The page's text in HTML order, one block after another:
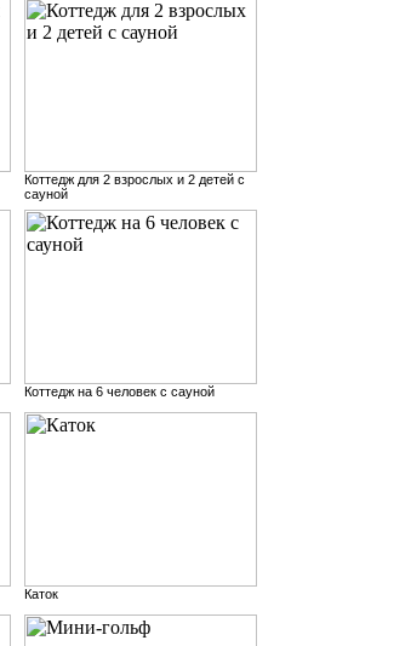
Коттедж для 2 взрослых и 2 детей с
сауной
Коттедж на 6 человек с сауной
Каток